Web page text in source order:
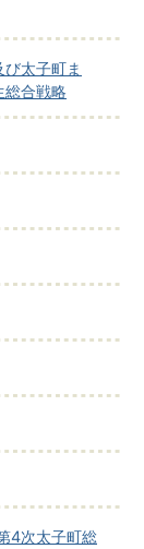
太子町ま
総合戦略
4次太子町総